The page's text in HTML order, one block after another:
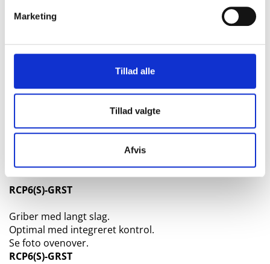
Marketing
Tillad alle
Tillad valgte
Afvis
RCP6(S)-GRST
Griber med langt slag.
Optimal med integreret kontrol.
Se foto ovenover.
RCP6(S)-GRST